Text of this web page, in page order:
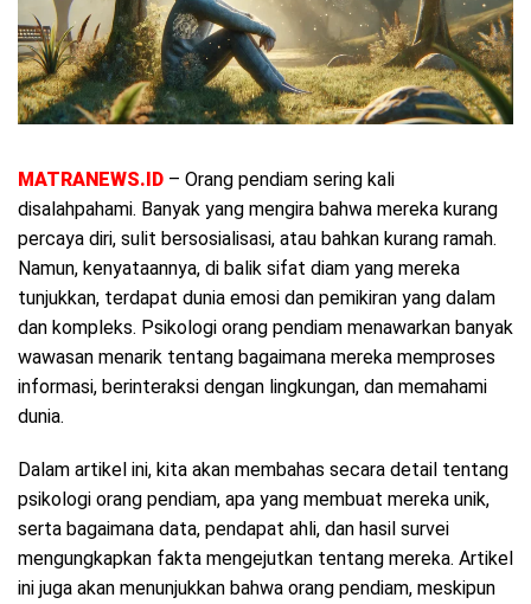
MATRANEWS.ID – Orang pendiam sering kali
disalahpahami. Banyak yang mengira bahwa mereka kurang
percaya diri, sulit bersosialisasi, atau bahkan kurang ramah.
Namun, kenyataannya, di balik sifat diam yang mereka
tunjukkan, terdapat dunia emosi dan pemikiran yang dalam
dan kompleks. Psikologi orang pendiam menawarkan banyak
wawasan menarik tentang bagaimana mereka memproses
informasi, berinteraksi dengan lingkungan, dan memahami
dunia.
Dalam artikel ini, kita akan membahas secara detail tentang
psikologi orang pendiam, apa yang membuat mereka unik,
serta bagaimana data, pendapat ahli, dan hasil survei
mengungkapkan fakta mengejutkan tentang mereka. Artikel
ini juga akan menunjukkan bahwa orang pendiam, meskipun